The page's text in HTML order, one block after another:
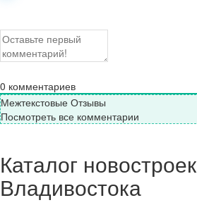
0 комментариев
Межтекстовые Отзывы
Посмотреть все комментарии
Каталог новостроек
Владивостока